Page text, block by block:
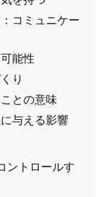
コミュニケー
能性
り
との意味
与える影響
ントロールす